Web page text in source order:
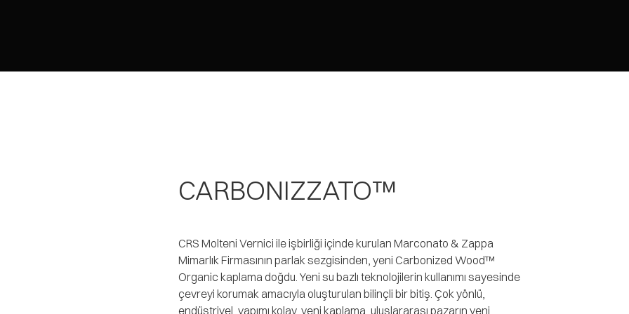
CARBONIZZATO™
CRS Molteni Vernici ile işbirliği içinde kurulan Marconato & Zappa
Mimarlık Firmasının parlak sezgisinden, yeni Carbonized Wood™
Organic kaplama doğdu. Yeni su bazlı teknolojilerin kullanımı sayesinde
çevreyi korumak amacıyla oluşturulan bilinçli bir bitiş. Çok yönlü,
endüstriyel, yapımı kolay, yeni kaplama, uluslararası pazarın yeni